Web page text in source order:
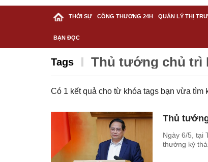
THỜI SỰ CÔNG THƯƠNG 24H QUẢN LÝ THỊ
BẠN ĐỌC
Tags Thủ tướng chủ trì
Có 1 kết quả cho từ khóa tags bạn vừa
Thủ
Ngày 6/5, tại
thường kỳ